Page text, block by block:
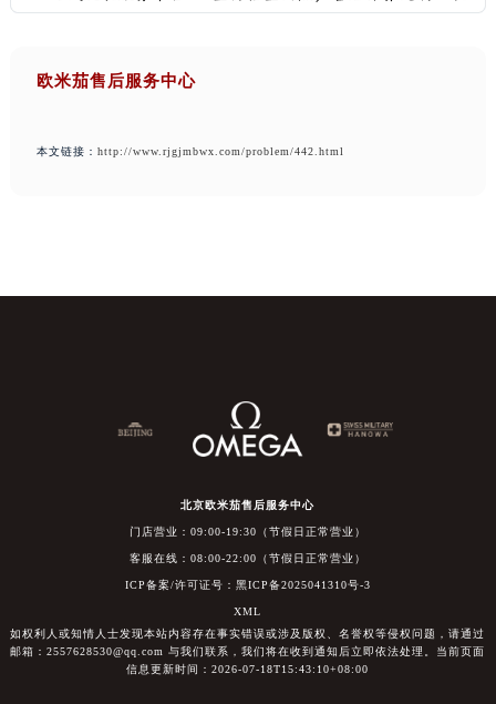
欧米茄售后服务中心
本文链接： http://www.rjgjmbwx.com/problem/442.html
北京欧米茄售后服务中心
门店营业：09:00-19:30（节假日正常营业）
客服在线：08:00-22:00（节假日正常营业）
ICP备案/许可证号：黑ICP备2025041310号-3
XML
如权利人或知情人士发现本站内容存在事实错误或涉及版权、名誉权等侵权问题，请通过
邮箱：2557628530@qq.com 与我们联系，我们将在收到通知后立即依法处理。当前页面
信息更新时间：2026-07-18T15:43:10+08:00